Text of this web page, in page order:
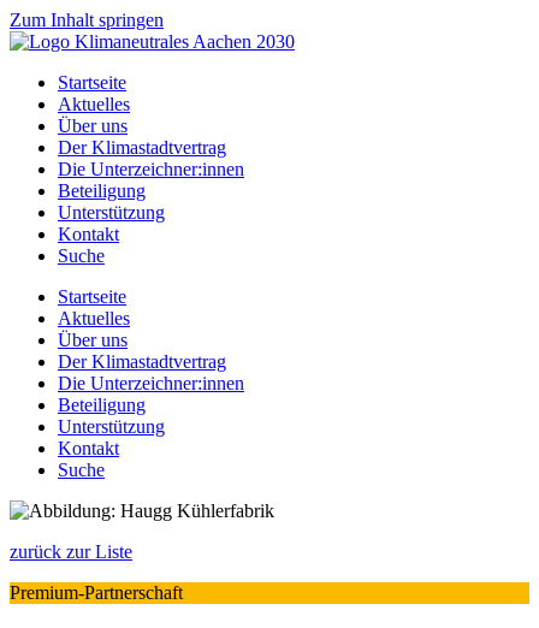
Zum Inhalt springen
Startseite
Aktuelles
Über uns
Der Klimastadtvertrag
Die Unterzeichner:innen
Beteiligung
Unterstützung
Kontakt
Suche
Startseite
Aktuelles
Über uns
Der Klimastadtvertrag
Die Unterzeichner:innen
Beteiligung
Unterstützung
Kontakt
Suche
zurück zur Liste
Premium-Partnerschaft